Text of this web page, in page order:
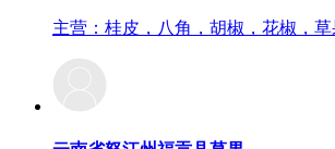
主营：桂皮，八角，胡椒，花椒，草